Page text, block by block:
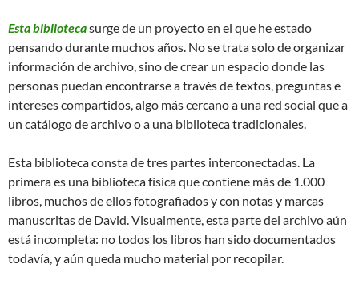
Esta bibliotecasurge de un proyecto en el que he estado
pensando durante muchos años. No se trata solo de organizar
información de archivo, sino de crear un espacio donde las
personas puedan encontrarse a través de textos, preguntas e
intereses compartidos, algo más cercano a una red social que a
un catálogo de archivo o a una biblioteca tradicionales.
Esta biblioteca consta de tres partes interconectadas. La
primera es una biblioteca física que contiene más de 1.000
libros, muchos de ellos fotografiados y con notas y marcas
manuscritas de David. Visualmente, esta parte del archivo aún
está incompleta: no todos los libros han sido documentados
todavía, y aún queda mucho material por recopilar.